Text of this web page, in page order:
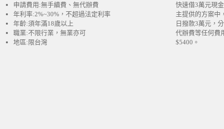
申請費用:無手續費、無代辦費
年利率:2%~30%，不超過法定利率
年齡:須年滿18歲以上
職業:不限行業，無業亦可
地區:限台灣
快速借3萬元現
主提供的方案中
日撥款3萬元，
代辦費等任何費
$5400。